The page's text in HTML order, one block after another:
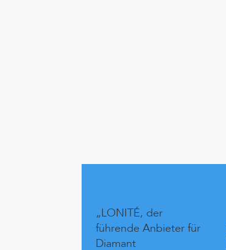
„LONITÉ, der
führende Anbieter für
Diamant